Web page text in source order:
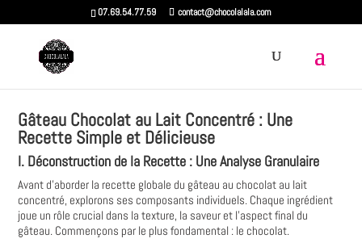
07.69.54.77.59 contact@chocolalala.com
Gâteau Chocolat au Lait Concentré : Une
Recette Simple et Délicieuse
I. Déconstruction de la Recette : Une Analyse Granulaire
Avant d'aborder la recette globale du gâteau au chocolat au lait
concentré, explorons ses composants individuels. Chaque ingrédient
joue un rôle crucial dans la texture, la saveur et l'aspect final du
gâteau. Commençons par le plus fondamental : le chocolat.